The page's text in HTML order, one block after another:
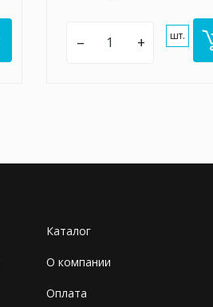
– + шт.
Каталог
О компании
Оплата